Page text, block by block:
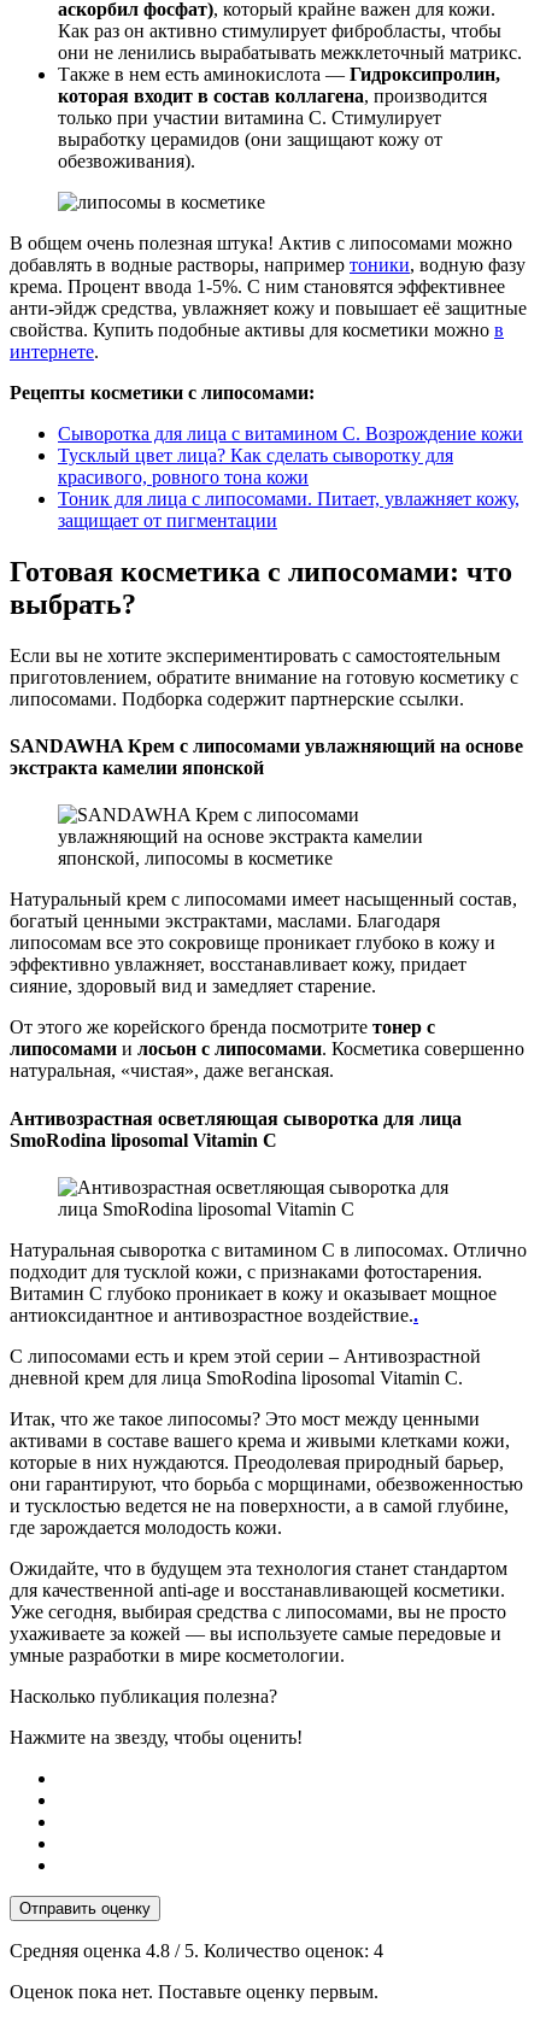
аскорбил фосфат), который крайне важен для кожи.
Как раз он активно стимулирует фибробласты, чтобы
они не ленились вырабатывать межклеточный матрикс.
Также в нем есть аминокислота — Гидроксипролин,
которая входит в состав коллагена, производится
только при участии витамина С. Стимулирует
выработку церамидов (они защищают кожу от
обезвоживания).
В общем очень полезная штука! Актив с липосомами можно
добавлять в водные растворы, например тоники, водную фазу
крема. Процент ввода 1-5%. С ним становятся эффективнее
анти-эйдж средства, увлажняет кожу и повышает её защитные
свойства. Купить подобные активы для косметики можно в
интернете.
Рецепты косметики с липосомами:
Сыворотка для лица с витамином С. Возрождение кожи
Тусклый цвет лица? Как сделать сыворотку для
красивого, ровного тона кожи
Тоник для лица с липосомами. Питает, увлажняет кожу,
защищает от пигментации
Готовая косметика с липосомами: что
выбрать?
Если вы не хотите экспериментировать с самостоятельным
приготовлением, обратите внимание на готовую косметику с
липосомами. Подборка содержит партнерские ссылки.
SANDAWHA Крем с липосомами увлажняющий на основе
экстракта камелии японской
Натуральный крем с липосомами имеет насыщенный состав,
богатый ценными экстрактами, маслами. Благодаря
липосомам все это сокровище проникает глубоко в кожу и
эффективно увлажняет, восстанавливает кожу, придает
сияние, здоровый вид и замедляет старение.
От этого же корейского бренда посмотрите тонер с
липосомами и лосьон с липосомами. Косметика совершенно
натуральная, «чистая», даже веганская.
Антивозрастная осветляющая сыворотка для лица
SmoRodina liposomal Vitamin C
Натуральная сыворотка с витамином С в липосомах. Отлично
подходит для тусклой кожи, с признаками фотостарения.
Витамин С глубоко проникает в кожу и оказывает мощное
антиоксидантное и антивозрастное воздействие..
С липосомами есть и крем этой серии – Антивозрастной
дневной крем для лица SmoRodina liposomal Vitamin C.
Итак, что же такое липосомы? Это мост между ценными
активами в составе вашего крема и живыми клетками кожи,
которые в них нуждаются. Преодолевая природный барьер,
они гарантируют, что борьба с морщинами, обезвоженностью
и тусклостью ведется не на поверхности, а в самой глубине,
где зарождается молодость кожи.
Ожидайте, что в будущем эта технология станет стандартом
для качественной anti-age и восстанавливающей косметики.
Уже сегодня, выбирая средства с липосомами, вы не просто
ухаживаете за кожей — вы используете самые передовые и
умные разработки в мире косметологии.
Насколько публикация полезна?
Нажмите на звезду, чтобы оценить!
Отправить оценку
Средняя оценка 4.8 / 5. Количество оценок: 4
Оценок пока нет. Поставьте оценку первым.